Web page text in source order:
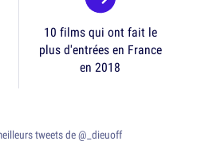
10 films qui ont fait le
plus d'entrées en France
en 2018
tweets de @_dieuoff